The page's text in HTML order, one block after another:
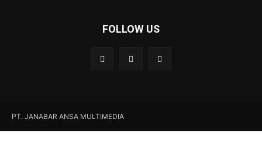
FOLLOW US
PT. JANABAR ANSA MULTIMEDIA